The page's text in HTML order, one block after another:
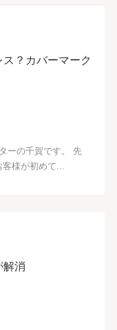
？カバーマーク
ーの千賀です。 先
様が初めて...
解消